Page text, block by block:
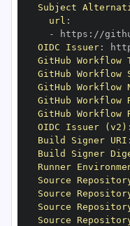
Subject
url :
-
https : //
OIDC Issuer:
GitHub Workflow
GitHub Workflow
GitHub Workflow
GitHub Workflow
GitHub Workflow
OIDC Issuer (v2) :
Build Signer URI :
Build Signer
Runner
Source
Source
Source
Source